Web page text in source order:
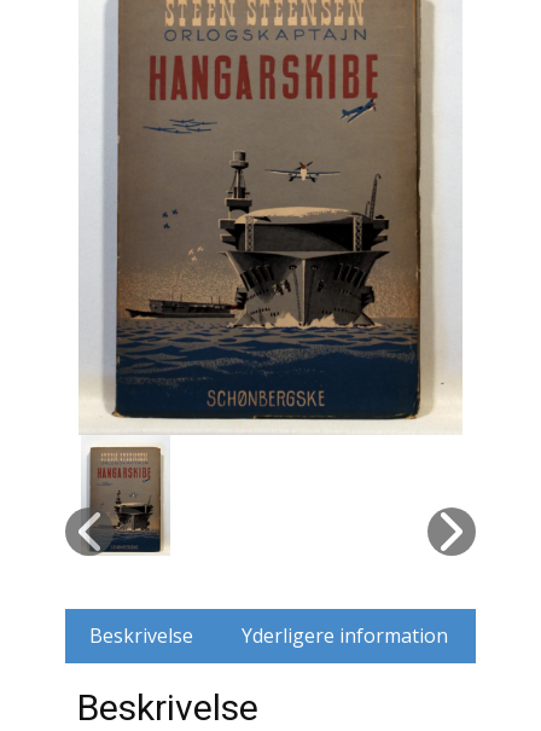
Sex / Samliv
Skønlitteratur
Slægtsforskning
Søfart / Navigation
Sport / Fritid
Sund / Sygdom
Tegneserier / Blade / Magasiner
Trafik / Transportmidler
Ukategoriseret
Værker
Beskrivelse Yderligere information
Beskrivelse